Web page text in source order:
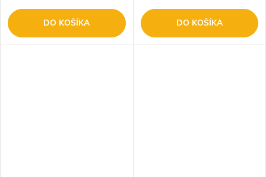
DO KOŠÍKA DO KOŠÍKA